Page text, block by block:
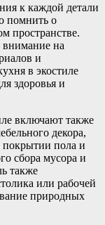
к каждой детали
помнить о
пространстве.
внимание на
и
в экостиле
здоровья и
включают также
декора,
покрытии пола и
сбора мусора и
также
или рабочей
природных